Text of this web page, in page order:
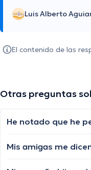
Luis Alberto
El contenido de las
Otras preguntas
Mis amigas me